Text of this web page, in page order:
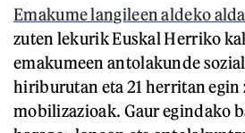
Emakume langileen aldeko
zuten lekurik Euskal Herriko
emakumeen antolakunde
hiriburutan eta 21 herritan egin
mobilizazioak. Gaur egindako